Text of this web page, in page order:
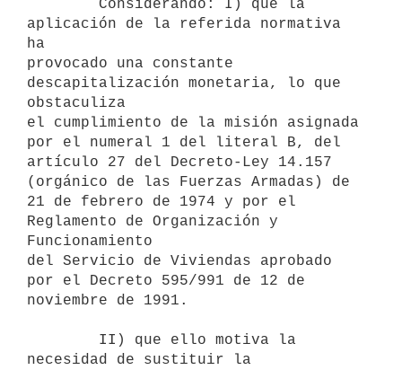
aplicación de la referida normativa
ha
provocado una constante
descapitalización monetaria, lo que
obstaculiza
el cumplimiento de la misión asignada
por el numeral 1 del literal B, del
artículo 27 del Decreto-Ley 14.157
(orgánico de las Fuerzas Armadas) de
21 de febrero de 1974 y por el
Reglamento de Organización y
Funcionamiento
del Servicio de Viviendas aprobado
por el Decreto 595/991 de 12 de
noviembre de 1991.
necesidad de sustituir la